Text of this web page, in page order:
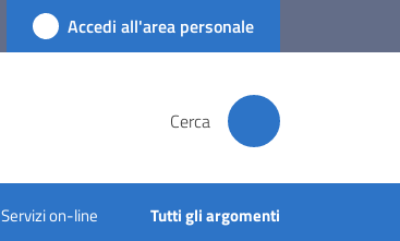
Accedi all'area personale
Cerca
Servizi on-line Tutti gli argomenti
Menu selezionato